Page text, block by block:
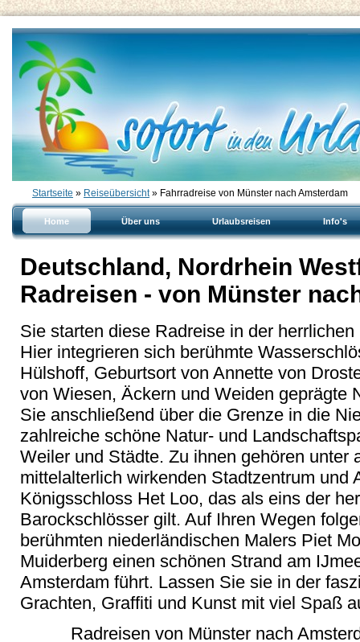
Startseite » Reiseübersicht» Fahrradreise von Münster nach Amsterdam
Home Über uns Urlaubsreisen Info's
Deutschland, Nordrhein
Radreisen - von Münster
Sie starten diese Radreise in der
Hier integrieren sich berühmte
Hülshoff, Geburtsort von Annette von
von Wiesen, Äckern und Weiden geprägte
Sie anschließend über die Grenze in die
zahlreiche schöne Natur- und
Weiler und Städte. Zu ihnen gehören unter
mittelalterlich wirkenden Stadtzentrum und
Königsschloss Het Loo, das als eins der
Barockschlösser gilt. Auf Ihren Wegen
berühmten niederländischen Malers Piet
Muiderberg einen schönen Strand am
Amsterdam führt. Lassen Sie sie in der
Grachten, Graffiti und Kunst mit viel Spaß
Radreisen von Münster nach